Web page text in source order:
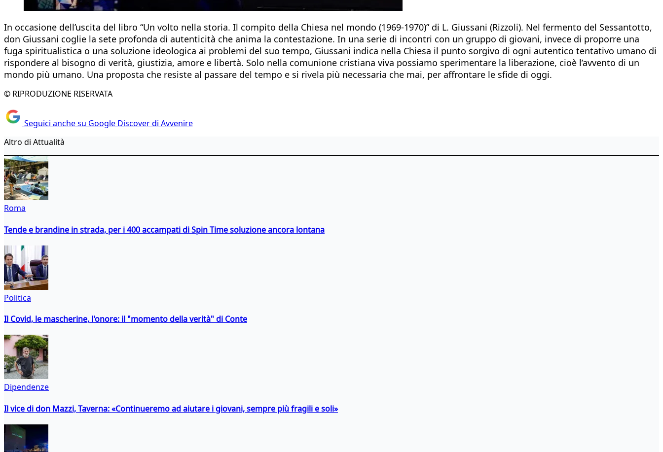
In occasione dell’uscita del libro “Un volto nella storia. Il compito della Chiesa nel mondo (1969-1970)” di L. Giussani (Rizzoli). Nel fermento del Sessantotto,
don Giussani coglie la sete profonda di autenticità che anima la contestazione. In una serie di incontri con un gruppo di giovani, invece di proporre una
fuga spiritualistica o una soluzione ideologica ai problemi del suo tempo, Giussani indica nella Chiesa il punto sorgivo di ogni autentico tentativo umano di
rispondere al bisogno di verità, giustizia, amore e libertà. Solo nella comunione cristiana viva possiamo sperimentare la liberazione, cioè l’avvento di un
mondo più umano. Una proposta che resiste al passare del tempo e si rivela più necessaria che mai, per affrontare le sfide di oggi.
© RIPRODUZIONE RISERVATA
Seguici anche su Google Discover di Avvenire
Altro di Attualità
Roma
Tende e brandine in strada, per i 400 accampati di Spin Time soluzione ancora lontana
Politica
Il Covid, le mascherine, l'onore: il "momento della verità" di Conte
Dipendenze
Il vice di don Mazzi, Taverna: «Continueremo ad aiutare i giovani, sempre più fragili e soli»